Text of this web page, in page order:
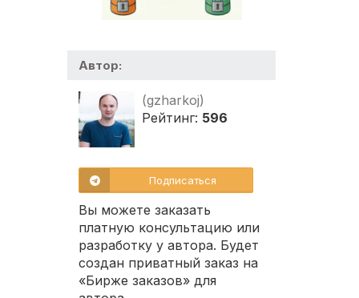
Автор:
(gzharkoj)
Рейтинг: 596
Подписаться
Вы можете заказать
платную консультацию или
разработку у автора. Будет
создан приватный заказ на
«Бирже заказов» для